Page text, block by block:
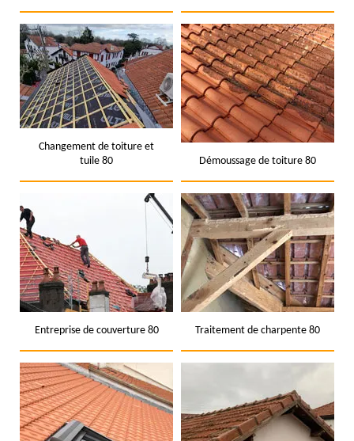
Changement de toiture et
tuile 80
Démoussage de toiture 80
Entreprise de couverture 80 Traitement de charpente 80